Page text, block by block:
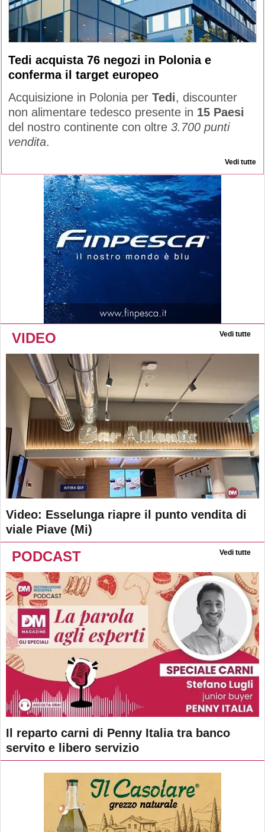
Tedi acquista 76 negozi in Polonia e
conferma il target europeo
Acquisizione in Polonia per Tedi, discounter
non alimentare tedesco presente in 15 Paesi
del nostro continente con oltre 3.700 punti
vendita.
Vedi tutte
VIDEO Vedi tutte
Video: Esselunga riapre il punto vendita di
viale Piave (Mi)
PODCAST Vedi tutte
Il reparto carni di Penny Italia tra banco
servito e libero servizio